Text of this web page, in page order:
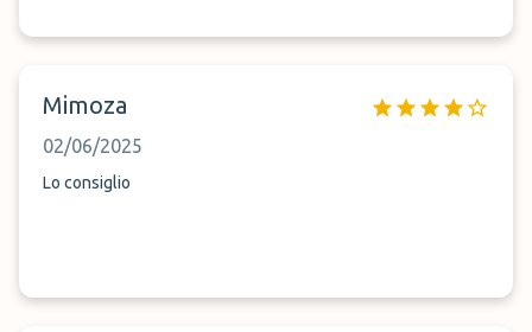
Mimoza
02/06/2025
Lo consiglio